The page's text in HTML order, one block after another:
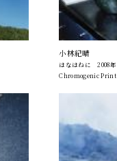
小林紀晴
はなはねに 2008年
Chromogenic Print